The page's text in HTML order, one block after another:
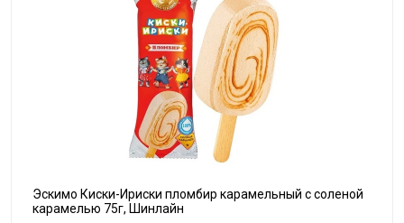
Эскимо Киски-Ириски пломбир карамельный с соленой
карамелью 75г, Шинлайн